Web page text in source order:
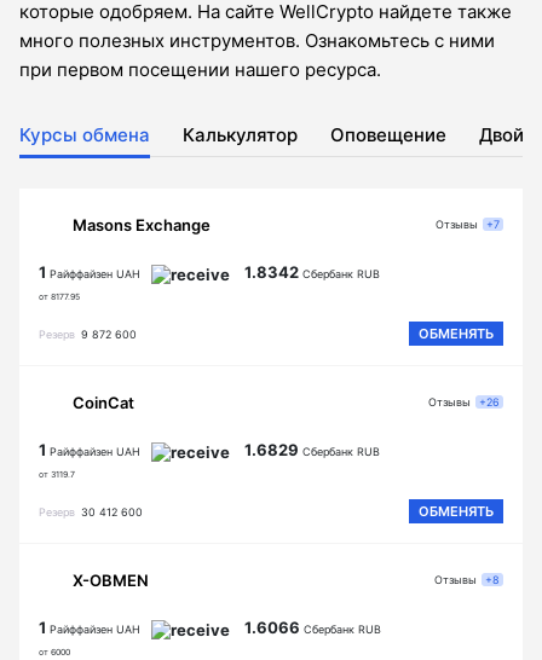
которые одобряем. На сайте WellCrypto найдете также
много полезных инструментов. Ознакомьтесь с ними
при первом посещении нашего ресурса.
Курсы обмена Калькулятор Оповещение
Masons Exchange
1 Райффайзен UAH
от 8177.95
1.8342 Сбербанк RUB
Резерв 9 872 600 ОБМЕНЯТЬ
Отзывы +7
CoinCat
1 Райффайзен UAH
от 3119.7
1.6829 Сбербанк RUB
Резерв 30 412 600 ОБМЕНЯТЬ
Отзывы +26
X-OBMEN
1 Райффайзен UAH
от 6000
1.6066 Сбербанк RUB
Отзывы +8